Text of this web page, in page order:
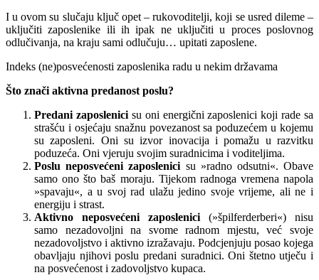
I u ovom su slučaju ključ opet – rukovoditelji, koji se usred dileme –
uključiti zaposlenike ili ih ipak ne uključiti u proces poslovnog
odlučivanja, na kraju sami odlučuju… upitati zaposlene.
Indeks (ne)posvećenosti zaposlenika radu u nekim državama
Što znači aktivna predanost poslu?
Predani zaposlenicisu oni energični zaposlenici koji rade sa
strašću i osjećaju snažnu povezanost sa poduzećem u kojemu
su zaposleni. Oni su izvor inovacija i pomažu u razvitku
poduzeća. Oni vjeruju svojim suradnicima i voditeljima.
Poslu neposvećeni zaposlenici su »radno odsutni«. Obave
samo ono što baš moraju. Tijekom radnoga vremena napola
»spavaju«, a u svoj rad ulažu jedino svoje vrijeme, ali ne i
energiju i strast.
Aktivno neposvećeni zaposlenici (»špilferderberi«) nisu
samo nezadovoljni na svome radnom mjestu, već svoje
nezadovoljstvo i aktivno izražavaju. Podcjenjuju posao kojega
obavljaju njihovi poslu predani suradnici. Oni štetno utječu i
na posvećenost i zadovoljstvo kupaca.